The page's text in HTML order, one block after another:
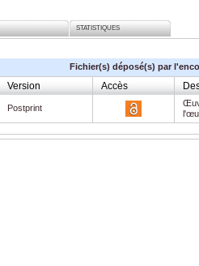
STATISTIQUES
Fichier(s) déposé(s) par
Version Accès
Postprint